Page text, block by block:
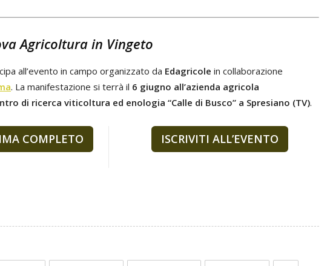
Agricoltura in Vingeto
all’evento in campo organizzato da Edagricole in collaborazione
. La manifestazione si terrà il 6 giugno all’azienda agricola
di ricerca viticoltura ed enologia “Calle di Busco” a Spresiano (TV).
COMPLETO ISCRIVITI ALL’EVENTO